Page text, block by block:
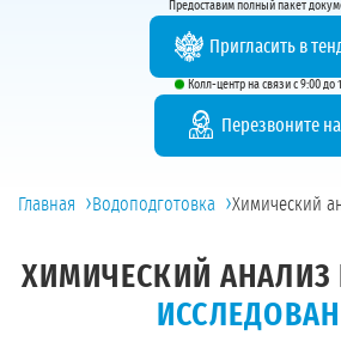
Предоставим полный пакет
Пригласить в
Колл-центр на связи с 9:00 до
Перезвоните
Главная ›Водоподготовка ›Химический
ХИМИЧЕСКИЙ